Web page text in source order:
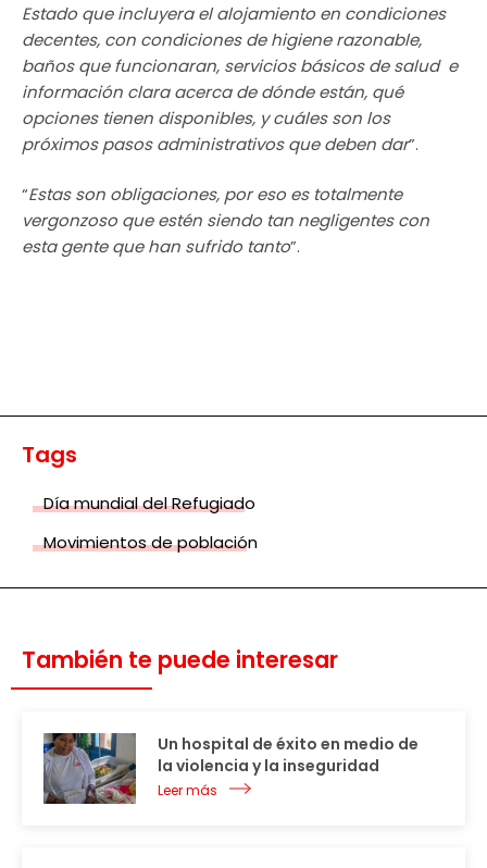
Estado que incluyera el alojamiento en condiciones
decentes, con condiciones de higiene razonable,
baños que funcionaran, servicios básicos de salud e
información clara acerca de dónde están, qué
opciones tienen disponibles, y cuáles son los
próximos pasos administrativos que deben dar”.
“Estas son obligaciones, por eso es totalmente
vergonzoso que estén siendo tan negligentes con
esta gente que han sufrido tanto”.
Tags
Día mundial del Refugiado
Movimientos de población
También te puede interesar
Un hospital de éxito en medio de
la violencia y la inseguridad
Leer más